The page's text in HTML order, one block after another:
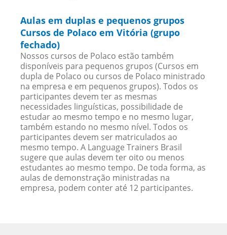
Aulas em duplas e pequenos grupos
Cursos de Polaco em Vitória (grupo
fechado)
Nossos cursos de Polaco estão também
disponíveis para pequenos grupos (Cursos em
dupla de Polaco ou cursos de Polaco ministrado
na empresa e em pequenos grupos). Todos os
participantes devem ter as mesmas
necessidades linguísticas, possibilidade de
estudar ao mesmo tempo e no mesmo lugar,
também estando no mesmo nível. Todos os
participantes devem ser matriculados ao
mesmo tempo. A Language Trainers Brasil
sugere que aulas devem ter oito ou menos
estudantes ao mesmo tempo. De toda forma, as
aulas de demonstração ministradas na
empresa, podem conter até 12 participantes.